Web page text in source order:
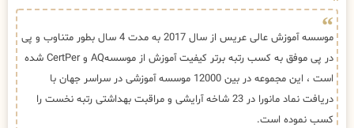
موسسه آموزش عالی عریس از سال 2017 به مدت 4 سال بطور متناوب و پی
در پی موفق به کسب رتبه برتر کیفیت آموزش از موسسهAQ و CertPer شده
است ، این مجموعه در بین 12000 موسسه آموزشی در سراسر جهان با
دریافت نماد مانورا در 23 شاخه آرایشی و مراقبت بهداشتی رتبه نخست را
کسب نموده است.